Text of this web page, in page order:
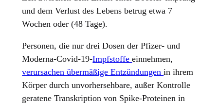
und dem Verlust des Lebens betrug etwa 7
Wochen oder (48 Tage).
Personen, die nur drei Dosen der Pfizer- und
Moderna-Covid-19-Impfstoffeeinnehmen,
verursachen übermäßige Entzündungenin ihrem
Körper durch unvorhersehbare, außer Kontrolle
geratene Transkription von Spike-Proteinen in